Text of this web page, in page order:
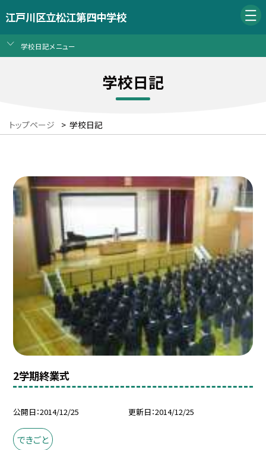
江戸川区立松江第四中学校
学校日記メニュー
学校日記
トップページ > 学校日記
2学期終業式
公開日 2014/12/25 更新日 2014/12/25
できごと